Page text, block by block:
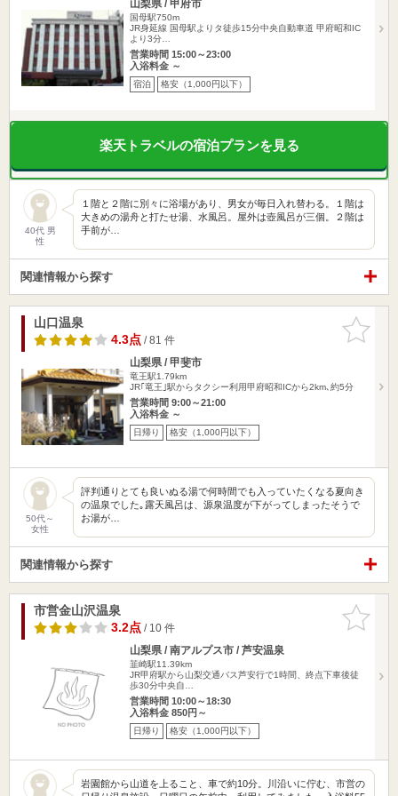
山梨県 / 甲府市
国母駅750m
JR身延線 国母駅よりタ徒歩15分中央自動車道 甲府昭和IC
より3分…
営業時間 15:00～23:00
入浴料金 ～
宿泊 格安（1,000円以下）
楽天トラベルの宿泊プランを見る
40代 男
性
１階と２階に別々に浴場があり、男女が毎日入れ替わる。１階は
大きめの湯舟と打たせ湯、水風呂。屋外は壺風呂が三個。２階は
手前が…
関連情報から探す
お気に入
りに追加
山口温泉
4.3点/ 81 件
山梨県 / 甲斐市
竜王駅1.79km
JR｢竜王｣駅からタクシー利用甲府昭和ICから2km､約5分
営業時間 9:00～21:00
入浴料金 ～
日帰り 格安（1,000円以下）
50代～
女性
評判通りとても良いぬる湯で何時間でも入っていたくなる夏向き
の温泉でした｡露天風呂は、源泉温度が下がってしまったそうで
お湯が…
関連情報から探す
お気に入
りに追加
市営金山沢温泉
3.2点/ 10 件
山梨県 / 南アルプス市 / 芦安温泉
韮崎駅11.39km
JR甲府駅から山梨交通バス芦安行で1時間、終点下車後徒
歩30分中央自…
営業時間 10:00～18:30
入浴料金 850円～
日帰り 格安（1,000円以下）
岩園館から山道を上ること、車で約10分。川沿いに佇む、市営の